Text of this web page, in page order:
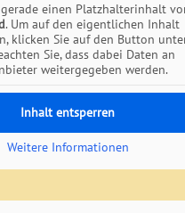
gerade einen Platzhalterinhalt
. Um auf den eigentlichen Inhalt
klicken Sie auf den Button
Sie, dass dabei Daten an
weitergegeben werden.
Inhalt entsperren
Weitere Informationen